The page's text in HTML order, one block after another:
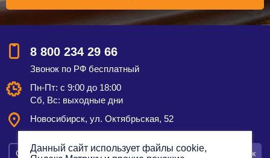
8 800 234 29 66
Звонок по РФ бесплатный
Пн-Пт: с 9:00 до 18:00
Сб, Вс: выходные дни
Новосибирск, ул. Октябрьская, 52
Смотреть на карте Оставить заявку Заказать звонок
Данный сайт использует файлы cookie,